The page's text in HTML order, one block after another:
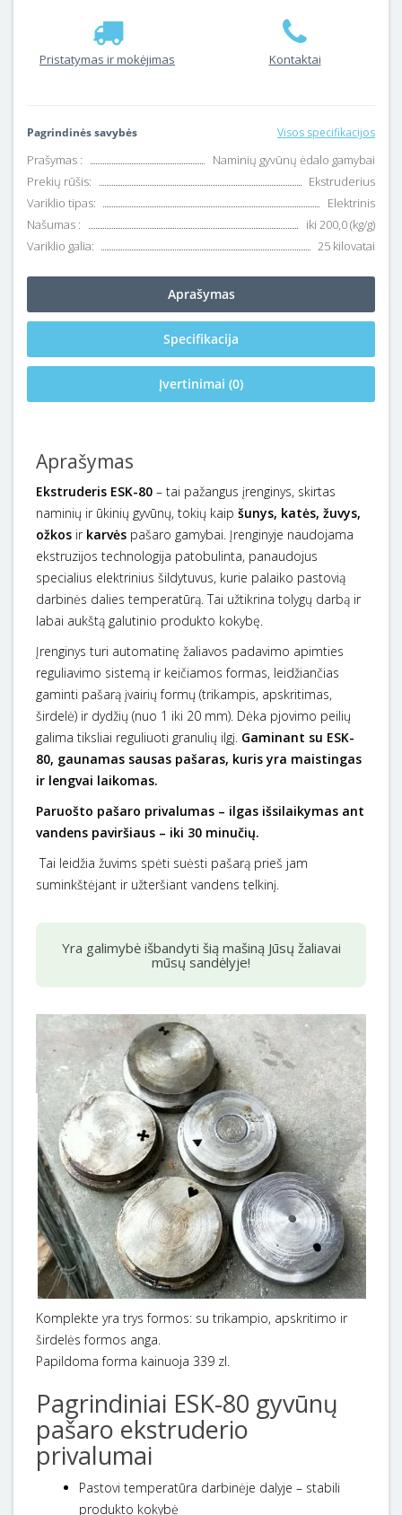
Pristatymas ir mokėjimas Kontaktai
Pagrindinės savybės Visos specifikacijos
Prašymas :
Naminių gyvūnų ėdalo gamybai
Prekių rūšis:
Ekstruderius
Variklio tipas:
Elektrinis
Našumas :
iki 200,0 (kg/g)
Variklio galia:
25 kilovatai
Aprašymas
Specifikacija
Įvertinimai (0)
Aprašymas
Ekstruderis ESK-80 – tai pažangus įrenginys, skirtas
naminių ir ūkinių gyvūnų, tokių kaip šunys, katės, žuvys,
ožkos ir karvės pašaro gamybai. Įrenginyje naudojama
ekstruzijos technologija patobulinta, panaudojus
specialius elektrinius šildytuvus, kurie palaiko pastovią
darbinės dalies temperatūrą. Tai užtikrina tolygų darbą ir
labai aukštą galutinio produkto kokybę.
Įrenginys turi automatinę žaliavos padavimo apimties
reguliavimo sistemą ir keičiamos formas, leidžiančias
gaminti pašarą įvairių formų (trikampis, apskritimas,
širdelė) ir dydžių (nuo 1 iki 20 mm). Dėka pjovimo peilių
galima tiksliai reguliuoti granulių ilgį. Gaminant su ESK-
80, gaunamas sausas pašaras, kuris yra maistingas
ir lengvai laikomas.
Paruošto pašaro privalumas – ilgas išsilaikymas ant
vandens paviršiaus – iki 30 minučių.
Tai leidžia žuvims spėti suėsti pašarą prieš jam
suminkštėjant ir užteršiant vandens telkinį.
Yra galimybė išbandyti šią mašiną Jūsų žaliavai
mūsų sandėlyje!
Komplekte yra trys formos: su trikampio, apskritimo ir
širdelės formos anga.
Papildoma forma kainuoja 339 zl.
Pagrindiniai ESK-80 gyvūnų
pašaro ekstruderio
privalumai
Pastovi temperatūra darbinėje dalyje – stabili
produkto kokybė